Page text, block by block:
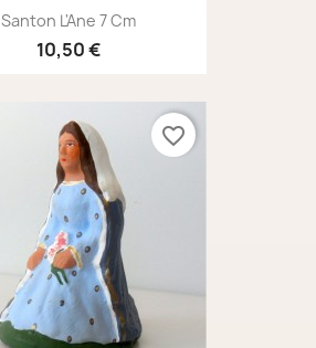
Santon L'Ane 7 Cm
10,50 €
favorite_border